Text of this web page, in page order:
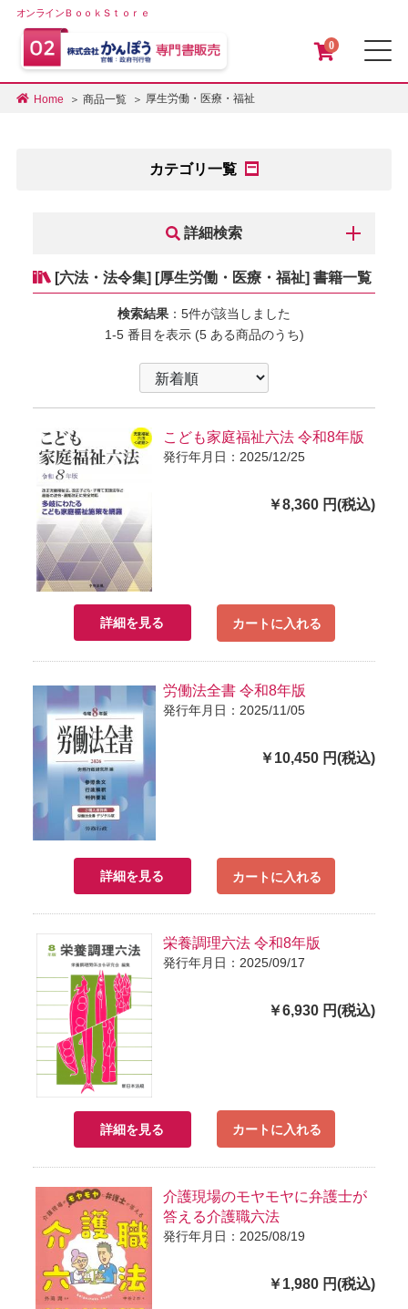
オンラインＢｏｏｋＳｔｏｒｅ
0
Home 商品一覧 厚生労働・医療・福祉
カテゴリ一覧
詳細検索
[六法・法令集] [厚生労働・医療・福祉] 書籍一覧
検索結果 ：5件が該当しました
1-5 番目を表示 (5 ある商品のうち)
こども家庭福祉六法 令和8年版
発行年月日：2025/12/25
￥8,360 円(税込)
詳細を見る カートに入れる
労働法全書 令和8年版
発行年月日：2025/11/05
￥10,450 円(税込)
詳細を見る カートに入れる
栄養調理六法 令和8年版
発行年月日：2025/09/17
￥6,930 円(税込)
詳細を見る カートに入れる
介護現場のモヤモヤに弁護士が
答える介護職六法
発行年月日：2025/08/19
￥1,980 円(税込)